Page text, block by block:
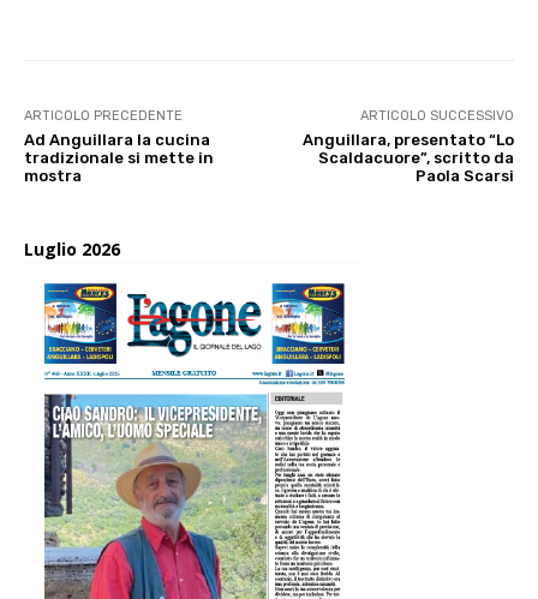
ARTICOLO PRECEDENTE
Ad Anguillara la cucina
tradizionale si mette in
mostra
ARTICOLO SUCCESSIVO
Anguillara, presentato “Lo
Scaldacuore”, scritto da
Paola Scarsi
Luglio 2026